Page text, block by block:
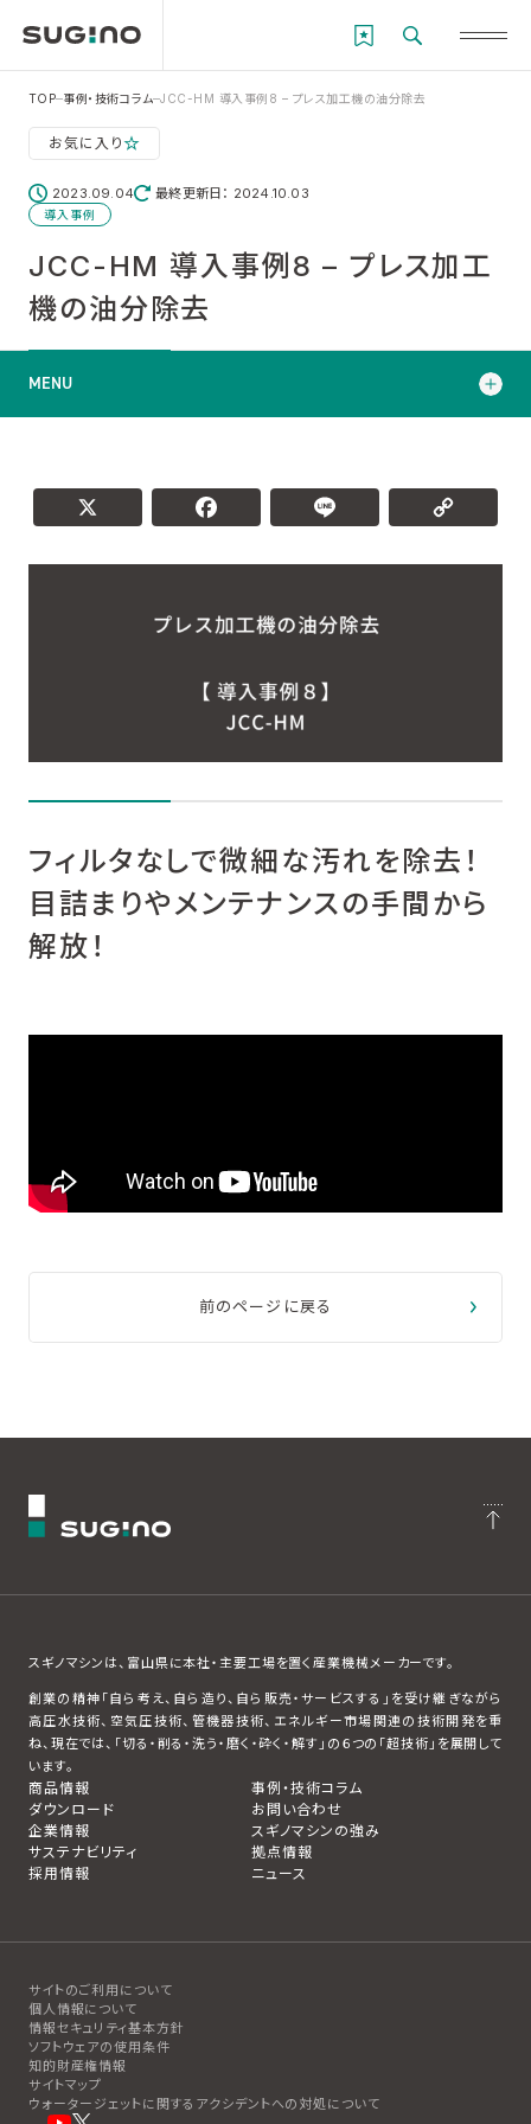
TOP 事例・技術コラム JCC-HM 導入事例8 – プレス加工機の油分除去
お気に入り
2023.09.04 最終更新日： 2024.10.03
導入事例
JCC-HM 導入事例8 – プレス加工
機の油分除去
MENU
フィルタなしで微細な汚れを除去！
目詰まりやメンテナンスの手間から
解放！
前のページに戻る
スギノマシンは、富山県に本社・主要工場を置く産業機械メーカーです。
創業の精神「自ら考え、自ら造り、自ら販売・サービスする」を受け継ぎながら
高圧水技術、空気圧技術、管機器技術、エネルギー市場関連の技術開発を重
ね、現在では、「切る・削る・洗う・磨く・砕く・解す」の６つの「超技術」を展開して
います。
商品情報
事例・技術コラム
ダウンロード
お問い合わせ
企業情報
スギノマシンの強み
サステナビリティ
拠点情報
採用情報
ニュース
サイトのご利用について
個人情報について
情報セキュリティ基本方針
ソフトウェアの使用条件
知的財産権情報
サイトマップ
ウォータージェットに関するアクシデントへの対処について